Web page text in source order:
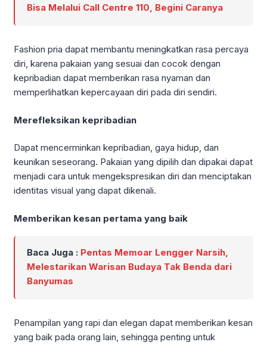
Bisa Melalui Call Centre 110, Begini Caranya
Fashion pria dapat membantu meningkatkan rasa percaya
diri, karena pakaian yang sesuai dan cocok dengan
kepribadian dapat memberikan rasa nyaman dan
memperlihatkan kepercayaan diri pada diri sendiri.
Merefleksikan kepribadian
Dapat mencerminkan kepribadian, gaya hidup, dan
keunikan seseorang. Pakaian yang dipilih dan dipakai dapat
menjadi cara untuk mengekspresikan diri dan menciptakan
identitas visual yang dapat dikenali.
Memberikan kesan pertama yang baik
Baca Juga : Pentas Memoar Lengger Narsih,
Melestarikan Warisan Budaya Tak Benda dari
Banyumas
Penampilan yang rapi dan elegan dapat memberikan kesan
yang baik pada orang lain, sehingga penting untuk